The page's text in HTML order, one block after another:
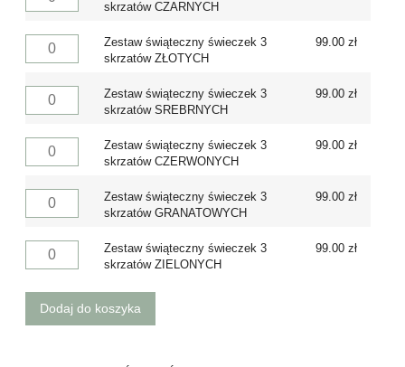
skrzatów CZARNYCH
Zestaw świąteczny świeczek 3
skrzatów ZŁOTYCH
99.00 zł
Zestaw świąteczny świeczek 3
skrzatów SREBRNYCH
99.00 zł
Zestaw świąteczny świeczek 3
skrzatów CZERWONYCH
99.00 zł
Zestaw świąteczny świeczek 3
skrzatów GRANATOWYCH
99.00 zł
Zestaw świąteczny świeczek 3
skrzatów ZIELONYCH
99.00 zł
Dodaj do koszyka